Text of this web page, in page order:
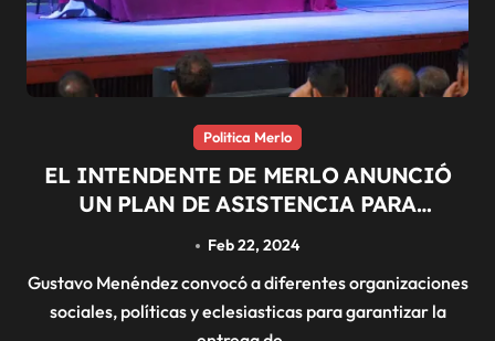
Politica Merlo
EL INTENDENTE DE MERLO ANUNCIÓ
UN PLAN DE ASISTENCIA PARA
COMEDORES
Feb 22, 2024
Gustavo Menéndez convocó a diferentes organizaciones
sociales, políticas y eclesiasticas para garantizar la